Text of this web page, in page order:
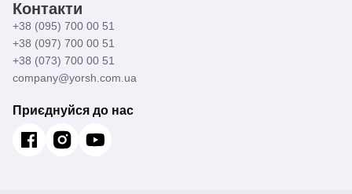
Контакти
+38 (095) 700 00 51
+38 (097) 700 00 51
+38 (073) 700 00 51
company@yorsh.com.ua
Приєднуйся до нас